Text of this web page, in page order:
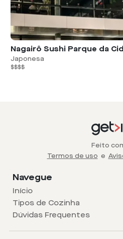
Nagairô Sushi Parque da
Japonesa
$$$$
Feito
Termos de uso e
Navegue
Início
Tipos de Cozinha
Dúvidas Frequentes